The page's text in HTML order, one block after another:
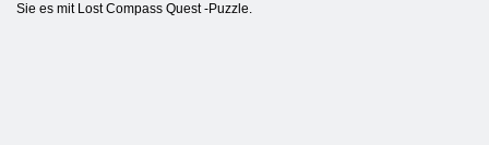
Sie es mit Lost Compass Quest -Puzzle.